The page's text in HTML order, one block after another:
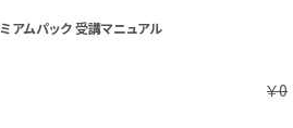
アムパック 受講マニュアル
￥0